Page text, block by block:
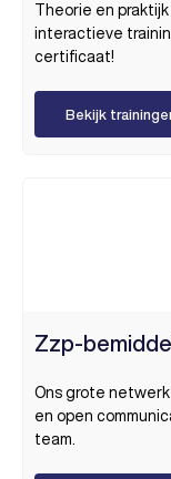
Theorie en
interactieve
certificaat!
Bekijk
Zzp-
Ons grote netwerk
en open
team.